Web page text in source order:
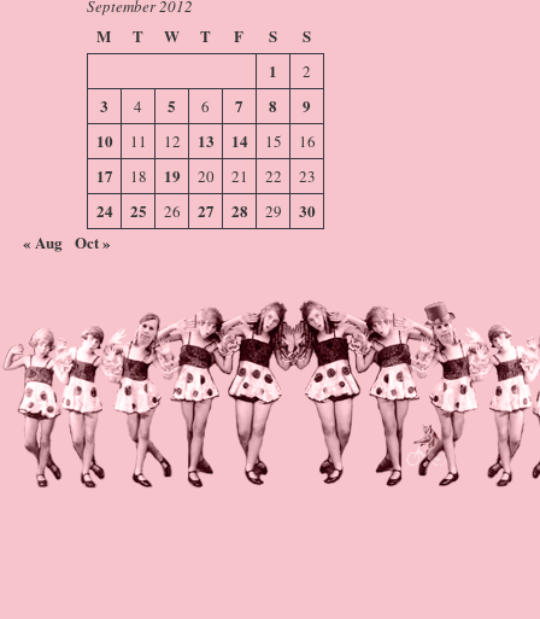
September 2012
M T W T F S
S
1
2
3 4 5 6 7 8
9
10
11 12 13 14 15 16
17 18 19 20 21 22 23
24 25 26 27 28 29
30
« Aug Oct »